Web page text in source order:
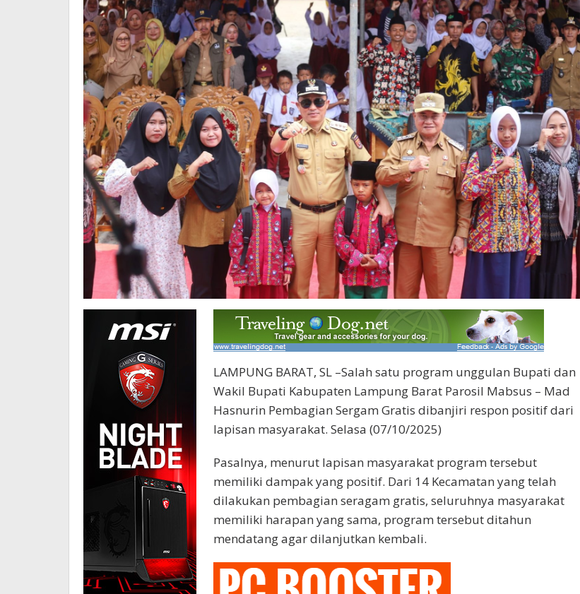
LAMPUNG BARAT, SL –Salah satu program unggulan Bupati dan
Wakil Bupati Kabupaten Lampung Barat Parosil Mabsus – Mad
Hasnurin Pembagian Sergam Gratis dibanjiri respon positif dari
lapisan masyarakat. Selasa (07/10/2025)
Pasalnya, menurut lapisan masyarakat program tersebut
memiliki dampak yang positif. Dari 14 Kecamatan yang telah
dilakukan pembagian seragam gratis, seluruhnya masyarakat
memiliki harapan yang sama, program tersebut ditahun
mendatang agar dilanjutkan kembali.